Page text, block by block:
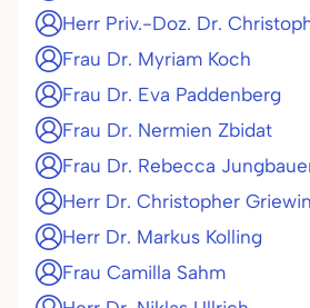
Herr Priv.-Doz. Dr.
Frau Dr. Myriam Koch
Frau Dr. Eva Paddenberg
Frau Dr. Nermien Zbidat
Frau Dr. Rebecca
Herr Dr. Christopher
Herr Dr. Markus Kolling
Frau Camilla Sahm